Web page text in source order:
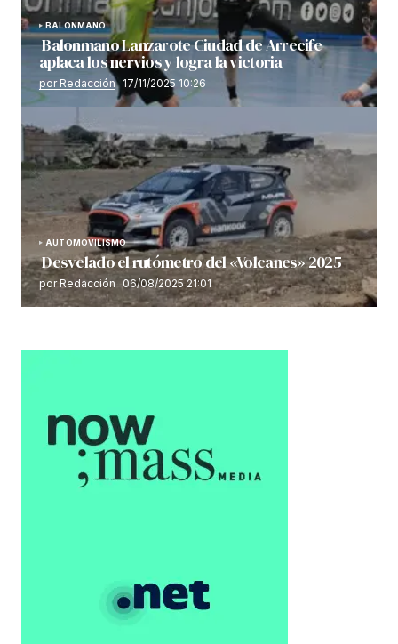
BALONMANO
Balonmano Lanzarote Ciudad de Arrecife
aplaca los nervios y logra la victoria
por Redacción 17/11/2025 10:26
AUTOMOVILISMO
Desvelado el rutómetro del «Volcanes» 2025
por Redacción 06/08/2025 21:01